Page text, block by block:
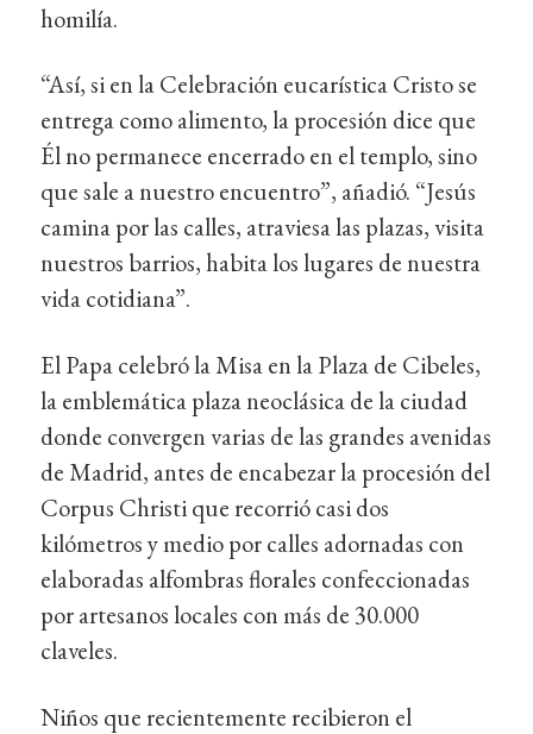
homilía.
“Así, si en la Celebración eucarística Cristo se
entrega como alimento, la procesión dice que
Él no permanece encerrado en el templo, sino
que sale a nuestro encuentro”, añadió. “Jesús
camina por las calles, atraviesa las plazas, visita
nuestros barrios, habita los lugares de nuestra
vida cotidiana”.
El Papa celebró la Misa en la Plaza de Cibeles,
la emblemática plaza neoclásica de la ciudad
donde convergen varias de las grandes avenidas
de Madrid, antes de encabezar la procesión del
Corpus Christi que recorrió casi dos
kilómetros y medio por calles adornadas con
elaboradas alfombras florales confeccionadas
por artesanos locales con más de 30.000
claveles.
Niños que recientemente recibieron el